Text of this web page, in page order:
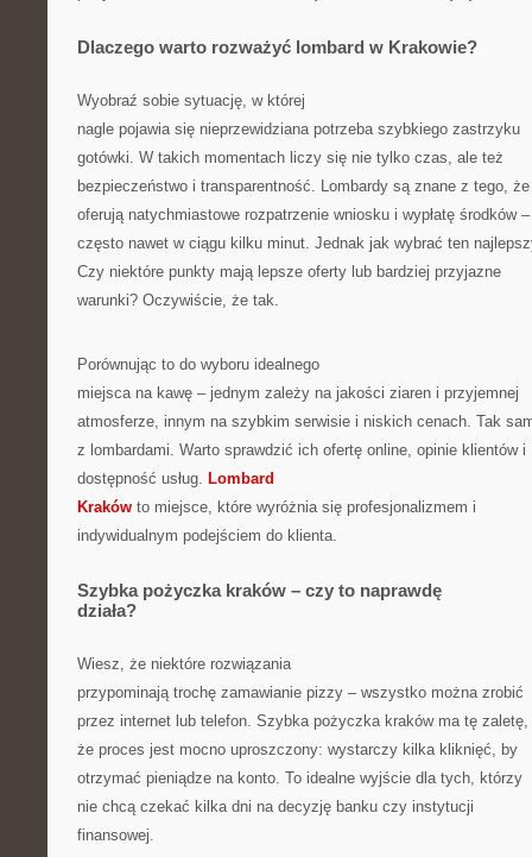
Dlaczego warto rozważyć lombard w Krakowie?
Wyobraź sobie sytuację, w której
nagle pojawia się nieprzewidziana potrzeba szybkiego zastrzyku
gotówki. W takich momentach liczy się nie tylko czas, ale też
bezpieczeństwo i transparentność. Lombardy są znane z tego, że
oferują natychmiastowe rozpatrzenie wniosku i wypłatę środków –
często nawet w ciągu kilku minut. Jednak jak wybrać ten
Czy niektóre punkty mają lepsze oferty lub bardziej przyjazne
warunki? Oczywiście, że tak.
Porównując to do wyboru idealnego
miejsca na kawę – jednym zależy na jakości ziaren i przyjemnej
atmosferze, innym na szybkim serwisie i niskich cenach. Tak
z lombardami. Warto sprawdzić ich ofertę online, opinie klientów i
dostępność usług. Lombard
Kraków to miejsce, które wyróżnia się profesjonalizmem i
indywidualnym podejściem do klienta.
Szybka pożyczka kraków – czy to naprawdę
działa?
Wiesz, że niektóre rozwiązania
przypominają trochę zamawianie pizzy – wszystko można zrobić
przez internet lub telefon. Szybka pożyczka kraków ma tę zaletę,
że proces jest mocno uproszczony: wystarczy kilka kliknięć, by
otrzymać pieniądze na konto. To idealne wyjście dla tych, którzy
nie chcą czekać kilka dni na decyzję banku czy instytucji
finansowej.